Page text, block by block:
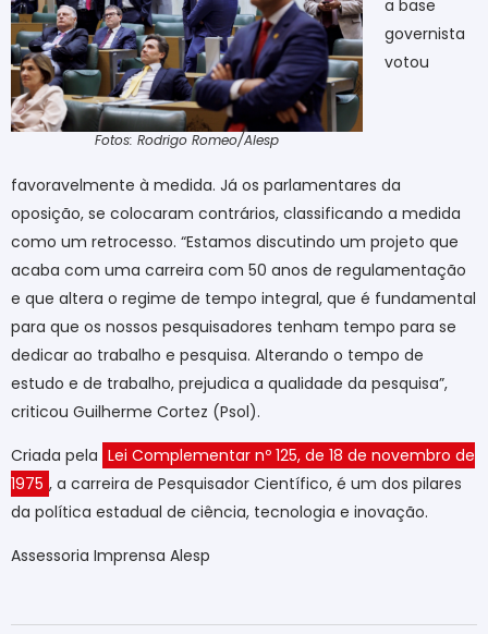
Fotos: Rodrigo Romeo/Alesp
a base
governista
votou
favoravelmente à medida. Já os parlamentares da
oposição, se colocaram contrários, classificando a medida
como um retrocesso. “Estamos discutindo um projeto que
acaba com uma carreira com 50 anos de regulamentação
e que altera o regime de tempo integral, que é fundamental
para que os nossos pesquisadores tenham tempo para se
dedicar ao trabalho e pesquisa. Alterando o tempo de
estudo e de trabalho, prejudica a qualidade da pesquisa”,
criticou Guilherme Cortez (Psol).
Criada pela Lei Complementar nº 125, de 18 de novembro de
1975 , a carreira de Pesquisador Científico, é um dos pilares
da política estadual de ciência, tecnologia e inovação.
Assessoria Imprensa Alesp